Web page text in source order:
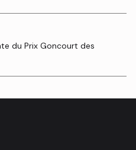
du Prix Goncourt des